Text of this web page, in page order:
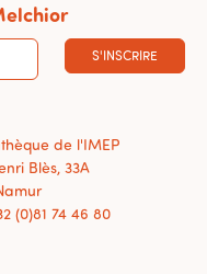
S'INSCRIRE
de l'IMEP
Blès, 33A
(0)81 74 46 80